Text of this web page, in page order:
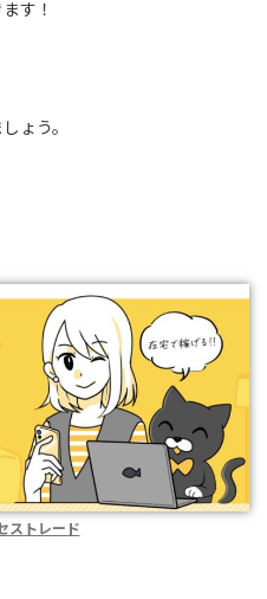
す！
ょう。
ストレード